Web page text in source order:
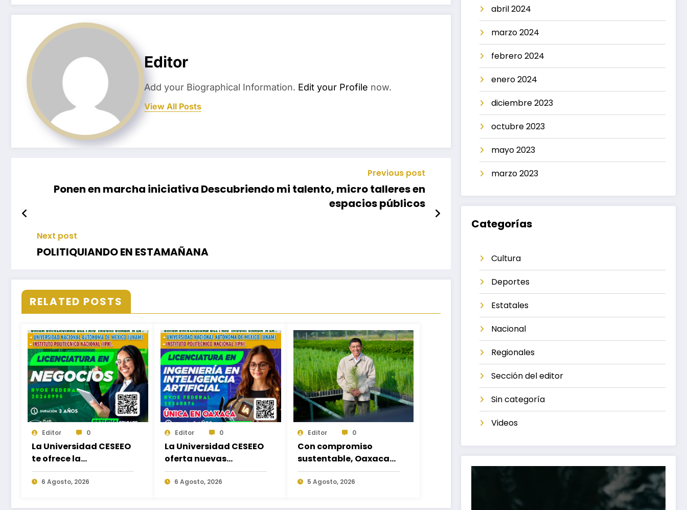
Editor
Add your Biographical Information. Edit your Profile now.
View All Posts
Previous post
Ponen en marcha iniciativa Descubriendo mi talento, micro talleres en
espacios públicos
Next post
POLITIQUIANDO EN ESTAMAÑANA
RELATED POSTS
Editor 0
La Universidad CESEEO
te ofrece la
oportunidad de
estudiar nuevas
6 Agosto, 2026
Editor 0
La Universidad CESEEO
oferta nuevas
Licenciaturas acorde a
las necesidades
6 Agosto, 2026
Editor 0
Con compromiso
sustentable, Oaxaca
hará equipo en la
Jornada Nacional de
5 Agosto, 2026
abril 2024
marzo 2024
febrero 2024
enero 2024
diciembre 2023
octubre 2023
mayo 2023
marzo 2023
Categorías
Cultura
Deportes
Estatales
Nacional
Regionales
Sección del editor
Sin categoría
Videos